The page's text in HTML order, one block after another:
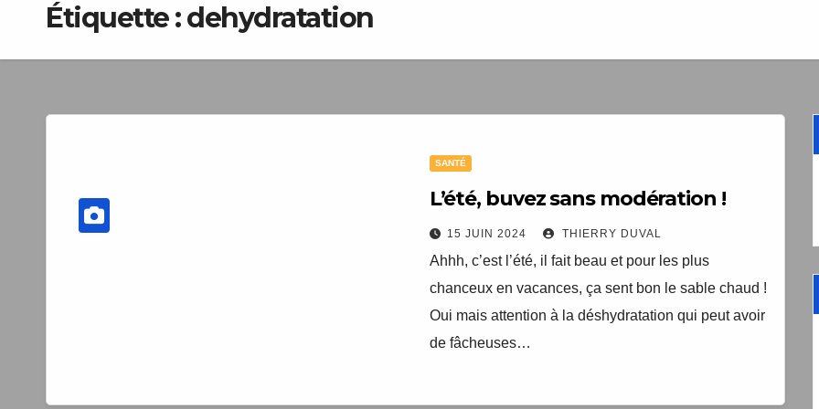
Étiquette :dehydratation
SANTÉ
L’été, buvez sans modération !
15 JUIN 2024 THIERRY DUVAL
Ahhh, c’est l’été, il fait beau et pour les plus
chanceux en vacances, ça sent bon le sable chaud !
Oui mais attention à la déshydratation qui peut avoir
de fâcheuses…
santé"
TopEquilibre.fr pour vous
pouvez vous désinscrire à tout
de désabonnement
Une erreur est survenue
formulaire. Merci de
Votre inscription a bien été
livre numérique a été
arriver d'ici quelques